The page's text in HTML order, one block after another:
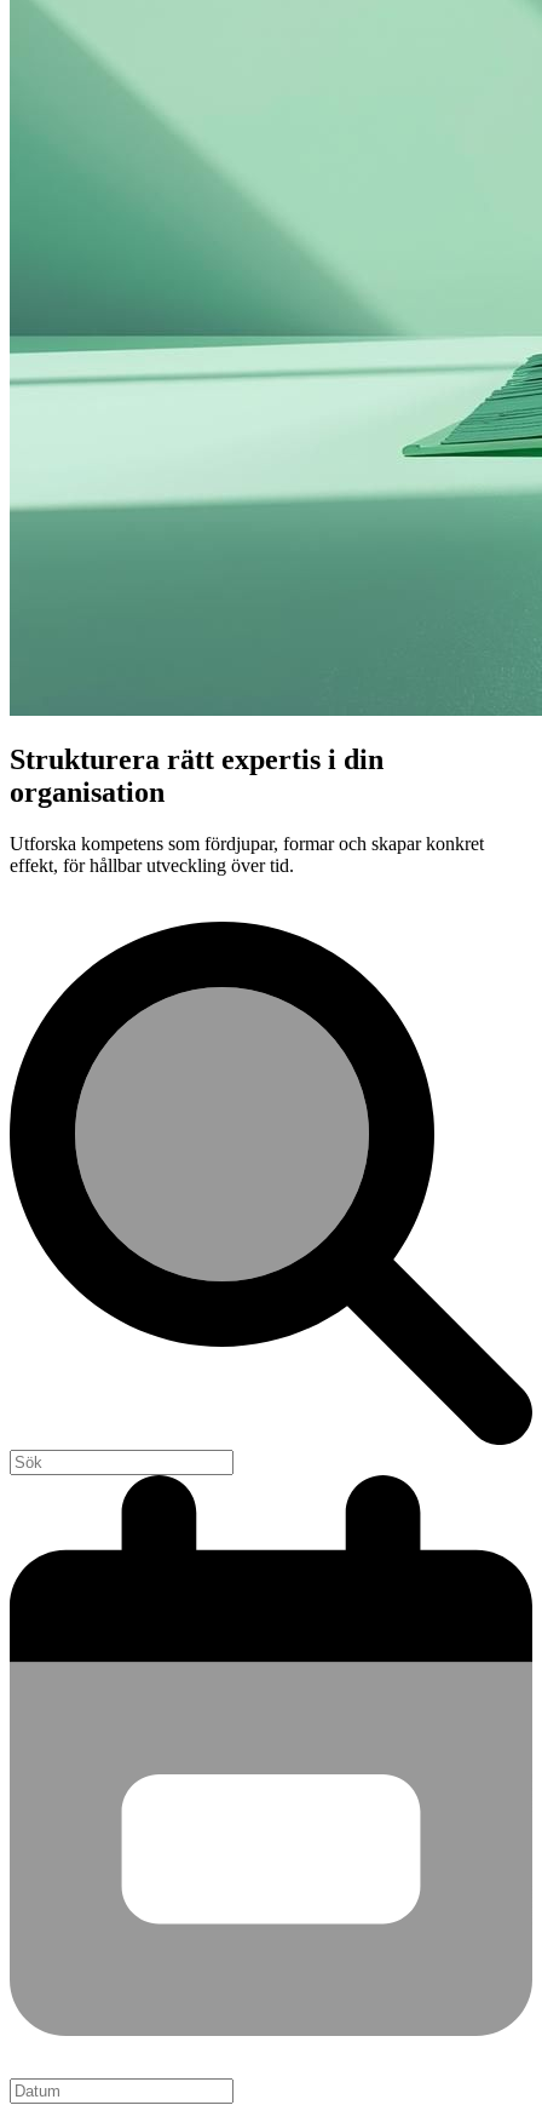
Strukturera rätt expertis i din
organisation
Utforska kompetens som fördjupar, formar och skapar konkret
effekt, för hållbar utveckling över tid.